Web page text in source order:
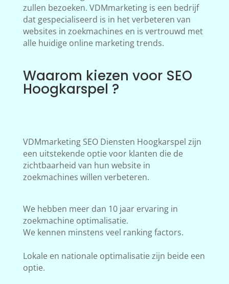
zullen bezoeken. VDMmarketing is een bedrijf
dat gespecialiseerd is in het verbeteren van
websites in zoekmachines en is vertrouwd met
alle huidige online marketing trends.
Waarom kiezen voor SEO
Hoogkarspel ?
VDMmarketing SEO Diensten Hoogkarspel zijn
een uitstekende optie voor klanten die de
zichtbaarheid van hun website in
zoekmachines willen verbeteren.
We hebben meer dan 10 jaar ervaring in
zoekmachine optimalisatie.
We kennen minstens veel ranking factors.
Lokale en nationale optimalisatie zijn beide een
optie.